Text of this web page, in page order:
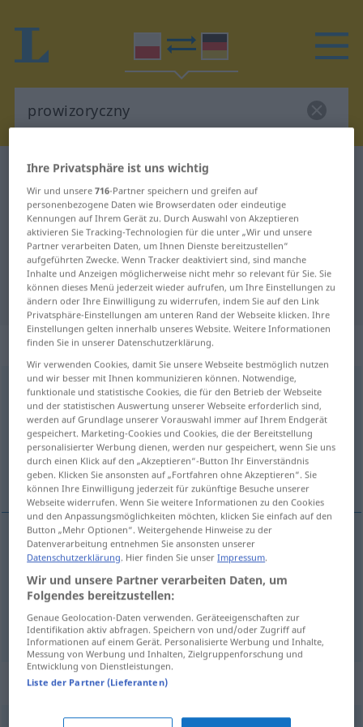
Polnisch-Deutsch Wörterbuch
Polnisch-Deutsch Übersetzung für
"prowizoryczny"
"prowizoryczny" Deutsch
Übersetzung
„prowizoryczny“
prowizoryczny
Übersicht aller Übersetzungen
(Für mehr Details die Übersetzung anklicken/antippen)
provisorisch, behelfsmäßig, vorläufig, Not-
provisorisch,behelfsmäßig
prowizoryczny
urządzenie
vorläufig, Not- prowizorycznyrozwiązanie
Synonyme für "prowizoryczny"
Ihre Privatsphäre ist uns wichtig
Wir und unsere716-Partner speichern und greifen auf
personenbezogene Daten wie Browserdaten oder eindeutige
Kennungen auf Ihrem Gerät zu. Durch Auswahl von Akzeptieren
aktivieren Sie Tracking-Technologien für die unter „Wir und unsere
Partner verarbeiten Daten, um Ihnen Dienste bereitzustellen“
aufgeführten Zwecke. Wenn Tracker deaktiviert sind, sind manche
Inhalte und Anzeigen möglicherweise nicht mehr so relevant für Sie. Sie
können dieses Menü jederzeit wieder aufrufen, um Ihre Einstellungen zu
ändern oder Ihre Einwilligung zu widerrufen, indem Sie auf den Link
Privatsphäre-Einstellungen am unteren Rand der Webseite klicken. Ihre
Einstellungen gelten innerhalb unseres Website. Weitere Informationen
finden Sie in unserer Datenschutzerklärung.
Wir verwenden Cookies, damit Sie unsere Webseite bestmöglich nutzen
und wir besser mit Ihnen kommunizieren können. Notwendige,
funktionale und statistische Cookies, die für den Betrieb der Webseite
und der statistischen Auswertung unserer Webseite erforderlich sind,
werden auf Grundlage unserer Vorauswahl immer auf Ihrem Endgerät
gespeichert. Marketing-Cookies und Cookies, die der Bereitstellung
personalisierter Werbung dienen, werden nur gespeichert, wenn Sie uns
durch einen Klick auf den „Akzeptieren“-Button Ihr Einverständnis
geben. Klicken Sie ansonsten auf „Fortfahren ohne Akzeptieren“. Sie
können Ihre Einwilligung jederzeit für zukünftige Besuche unserer
Webseite widerrufen. Wenn Sie weitere Informationen zu den Cookies
und den Anpassungsmöglichkeiten möchten, klicken Sie einfach auf den
Button „Mehr Optionen“. Weitergehende Hinweise zu der
Datenverarbeitung entnehmen Sie ansonsten unserer
Datenschutzerklärung. Hier finden Sie unserImpressum.
Wir und unsere Partner verarbeiten Daten, um
Folgendes bereitzustellen:
Genaue Geolocation-Daten verwenden. Geräteeigenschaften zur
Identifikation aktiv abfragen. Speichern von und/oder Zugriff auf
Informationen auf einem Gerät. Personalisierte Werbung und Inhalte,
Messung von Werbung und Inhalten, Zielgruppenforschung und
Entwicklung von Dienstleistungen.
Liste der Partner (Lieferanten)